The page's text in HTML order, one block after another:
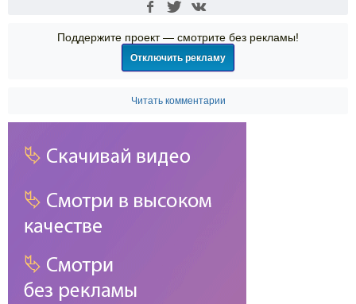
Поддержите проект — смотрите без рекламы!
Отключить рекламу
Читать комментарии